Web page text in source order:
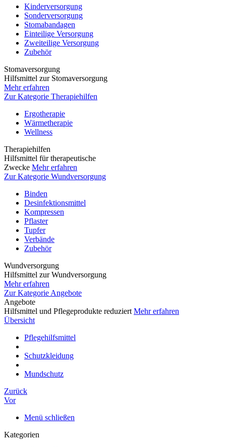
Kinderversorgung
Sonderversorgung
Stomabandagen
Einteilige Versorgung
Zweiteilige Versorgung
Zubehör
Stomaversorgung
Hilfsmittel zur Stomaversorgung
Mehr erfahren
Zur Kategorie Therapiehilfen
Ergotherapie
Wärmetherapie
Wellness
Therapiehilfen
Hilfsmittel für therapeutische
Zwecke Mehr erfahren
Zur Kategorie Wundversorgung
Binden
Desinfektionsmittel
Kompressen
Pflaster
Tupfer
Verbände
Zubehör
Wundversorgung
Hilfsmittel zur Wundversorgung
Mehr erfahren
Zur Kategorie Angebote
Angebote
Hilfsmittel und Pflegeprodukte reduziert Mehr erfahren
Übersicht
Pflegehilfsmittel
Schutzkleidung
Mundschutz
Zurück
Vor
Menü schließen
Kategorien